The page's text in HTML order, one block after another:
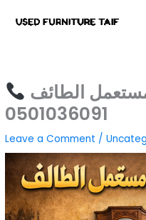
الطائف
0501036091
Leave a Comment /